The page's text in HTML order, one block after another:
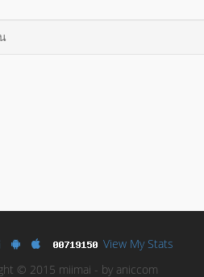
View My Stats
© 2015 miimai - by aniccom